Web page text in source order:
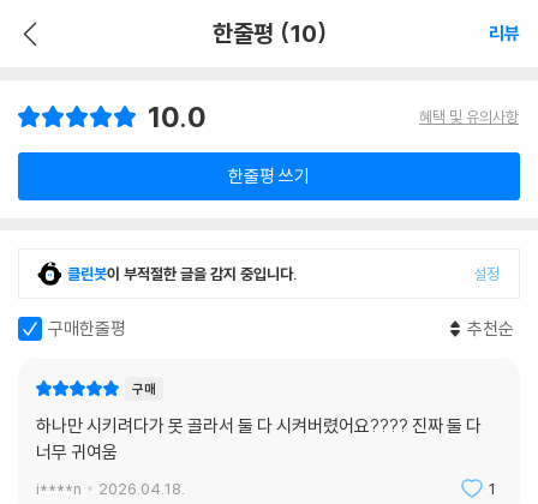
한줄평 (10) 리뷰
10.0 혜택 및 유의사항
한줄평 쓰기
클린봇이 부적절한 글을 감지 중입니다. 설정
구매한줄평 추천순
구매
하나만 시키려다가 못 골라서 둘 다 시켜버렸어요???? 진짜 둘 다
너무 귀여움
i****n 2026.04.18. 1